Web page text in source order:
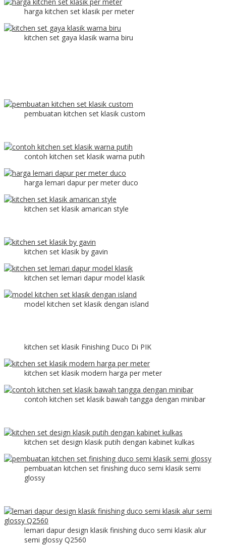
harga kitchen set klasik per meter
kitchen set gaya klasik warna biru
pembuatan kitchen set klasik custom
contoh kitchen set klasik warna putih
harga lemari dapur per meter duco
kitchen set klasik amarican style
kitchen set klasik by gavin
kitchen set lemari dapur model klasik
model kitchen set klasik dengan island
kitchen set klasik Finishing Duco Di PIK
kitchen set klasik modern harga per meter
contoh kitchen set klasik bawah tangga dengan minibar
kitchen set design klasik putih dengan kabinet kulkas
pembuatan kitchen set finishing duco semi klasik semi
glossy
lemari dapur design klasik finishing duco semi klasik alur
semi glossy Q2560